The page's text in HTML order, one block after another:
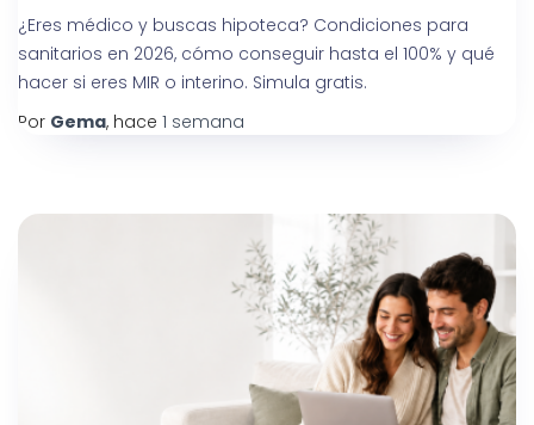
¿Eres médico y buscas hipoteca? Condiciones para
sanitarios en 2026, cómo conseguir hasta el 100% y qué
hacer si eres MIR o interino. Simula gratis.
Por Gema, hace 1 semana